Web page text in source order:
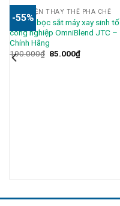
-55%
LINH KIỆN THAY THẾ PHA CHẾ
Socket bọc sắt máy xay sinh tố
công nghiệp OmniBlend JTC –
Chính Hãng
190.000₫ 85.000₫